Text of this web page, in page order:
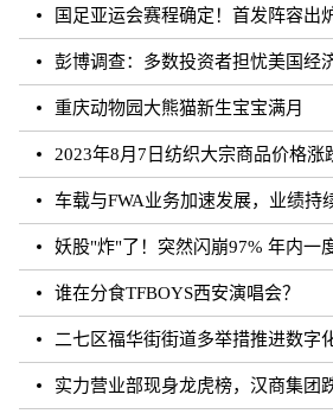
国足亚运会赛程确定！首发阵容出炉，3大归化
彭博调查：多数投资者担忧美国经
重庆动物园大熊猫新生宝宝满月
2023年8月7日纺织大宗商品价格涨
车载与FWA业务加速发展，业绩持
妖股"炸"了！突然闪崩97% 年内一
谁在分食TFBOYS西安演唱会？
二七区福华街街道多举措推进数字化城市
实力营业部现身龙虎榜，汉商集团